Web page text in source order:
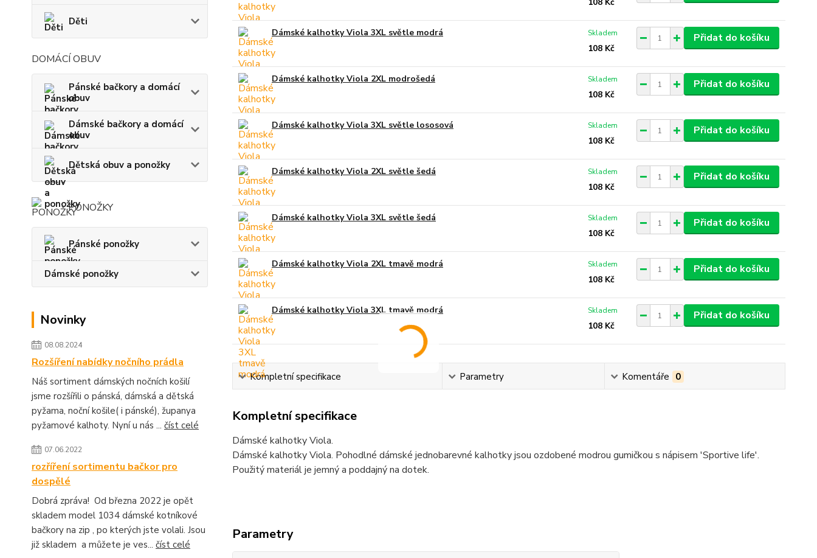
Děti
DOMÁCÍ OBUV
Pánské bačkory a domácí
obuv
Dámské bačkory a domácí
obuv
Dětská obuv a ponožky
PONOŽKY
Pánské ponožky
Dámské ponožky
Novinky
08.08.2024
Rozšíření nabídky nočního prádla
Náš sortiment dámských nočních košilí
jsme rozšířili o pánská, dámská a dětská
pyžama, noční košile( i pánské), županya
pyžamové kalhoty. Nyní u nás ... číst celé
07.06.2022
rozříření sortimentu bačkor pro
dospělé
Dobrá zpráva! Od března 2022 je opět
skladem model 1034 dámské kotníkové
bačkory na zip , po kterých jste volali. Jsou
již skladem a můžete je ves... číst celé
Dámské kalhotky Viola 3XL světle modrá
108 Kč
Skladem Přidat do košíku
Dámské kalhotky Viola 2XL modrošedá
108 Kč
Skladem Přidat do košíku
Dámské kalhotky Viola 3XL světle lososová
108 Kč
Skladem Přidat do košíku
Dámské kalhotky Viola 2XL světle šedá
108 Kč
Skladem Přidat do košíku
Dámské kalhotky Viola 3XL světle šedá
108 Kč
Skladem Přidat do košíku
Dámské kalhotky Viola 2XL tmavě modrá
108 Kč
Skladem Přidat do košíku
Dámské kalhotky Viola 3XL tmavě modrá
108 Kč
Skladem Přidat do košíku
Kompletní specifikace Parametry Komentáře 0
Kompletní specifikace
Dámské kalhotky Viola.
Dámské kalhotky Viola. Pohodlné dámské jednobarevné kalhotky jsou ozdobené modrou gumičkou s nápisem 'Sportive life'.
Použitý materiál je jemný a poddajný na dotek.
Parametry